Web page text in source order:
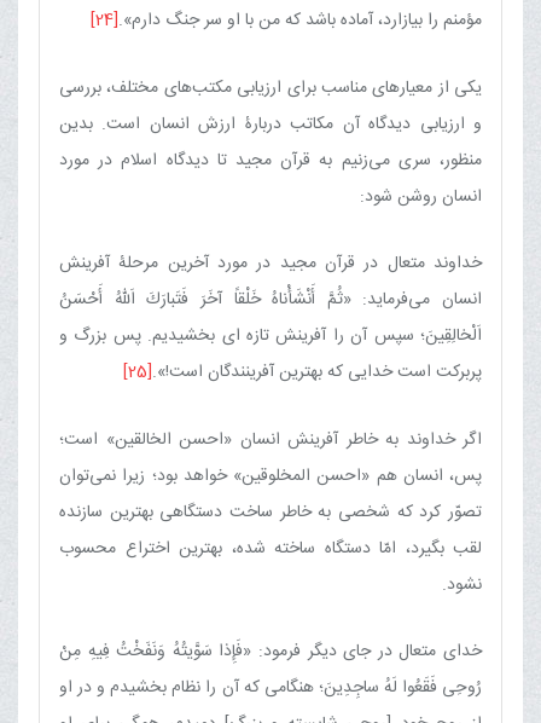
مؤمنم را بیازارد، آماده باشد كه من با او سر جنگ دارم».[24]
یكی از معیارهای مناسب برای ارزیابی مكتب‌های مختلف، بررسی
و ارزیابی دیدگاه آن مكاتب دربارۀ ارزش انسان است. بدین
منظور، سری می‌زنیم به قرآن مجید تا دیدگاه اسلام در مورد
انسان روشن شود:
خداوند متعال در قرآن مجید در مورد آخرین مرحلۀ آفرینش
انسان می‌فرماید: «ثُمَّ أَنْشَأْناهُ خَلْقاً آخَرَ فَتَبارَكَ اَللّهُ أَحْسَنُ
اَلْخالِقِینَ‌؛ سپس آن را آفرینش تازه ای بخشیدیم. پس بزرگ و
پربركت است خدایی كه بهترین آفرینندگان است!».[25]
اگر خداوند به خاطر آفرینش انسان «احسن الخالقین» است؛
پس، انسان هم «احسن المخلوقین» خواهد بود؛ زیرا نمی‌توان
تصوّر كرد كه شخصی به خاطر ساخت دستگاهی بهترین سازنده
لقب بگیرد، امّا دستگاه ساخته شده، بهترین اختراع محسوب
نشود.
خدای متعال در جای دیگر فرمود: «فَإِذا سَوَّیتُهُ وَنَفَخْتُ فِیهِ مِنْ
رُوحِی فَقَعُوا لَهُ ساجِدِینَ‌؛ هنگامی كه آن را نظام بخشیدم و در او